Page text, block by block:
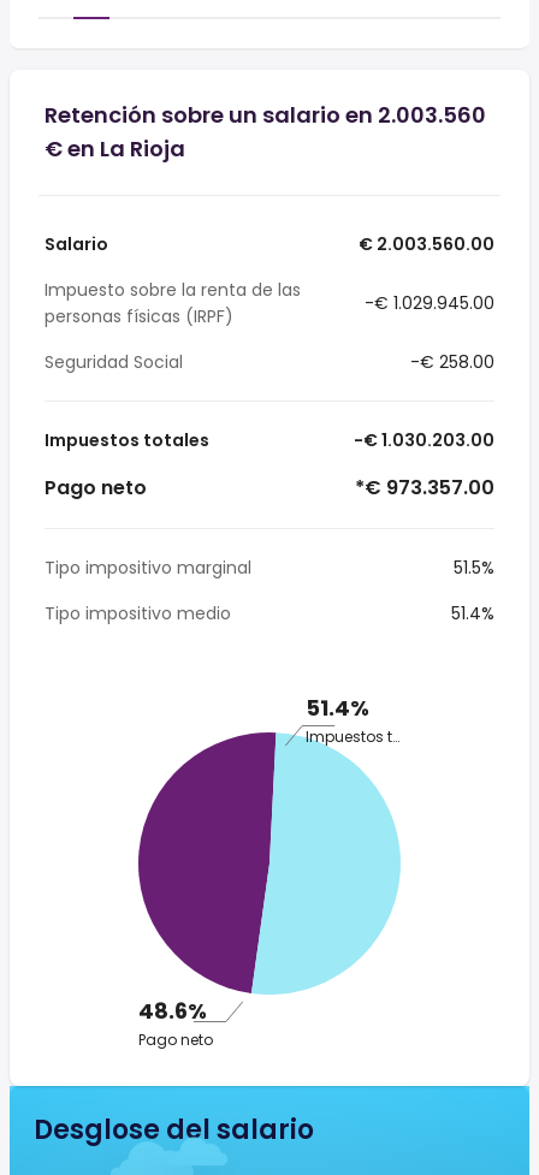
Retención sobre un salario en 2.003.560
€ en La Rioja
Salario
€ 2.003.560.00
Impuesto sobre la renta de las
personas físicas (IRPF)
-€ 1.029.945.00
Seguridad Social -€ 258.00
Impuestos totales -€ 1.030.203.00
Pago neto *€ 973.357.00
Tipo impositivo marginal
51.5%
Tipo impositivo medio
51.4%
51.4%
Impuestos totales
48.6%
Pago neto
Desglose del salario